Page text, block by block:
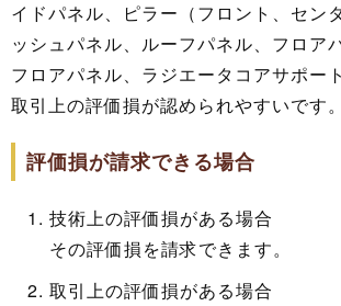
イドパネル、ピラー（フロント、セン
ッシュパネル、ルーフパネル、フロア
フロアパネル、ラジエータコアサポー
取引上の評価損が認められやすいです。
評価損が請求できる場合
技術上の評価損がある場合
その評価損を請求できます。
取引上の評価損がある場合